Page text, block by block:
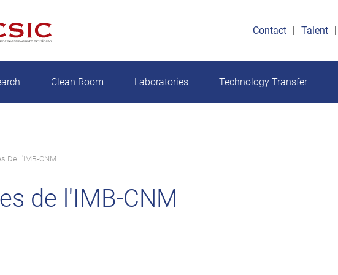
Contact Talent
Clean Room Laboratories Technology Transfer
De L'IMB-CNM
de l'IMB-CNM